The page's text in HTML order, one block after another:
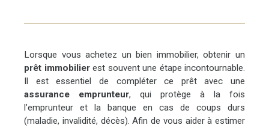
Lorsque vous achetez un bien immobilier, obtenir un
prêt immobilierest souvent une étape incontournable.
Il est essentiel de compléter ce prêt avec une
assurance emprunteur, qui protège à la fois
l’emprunteur et la banque en cas de coups durs
(maladie, invalidité, décès). Afin de vous aider à estimer